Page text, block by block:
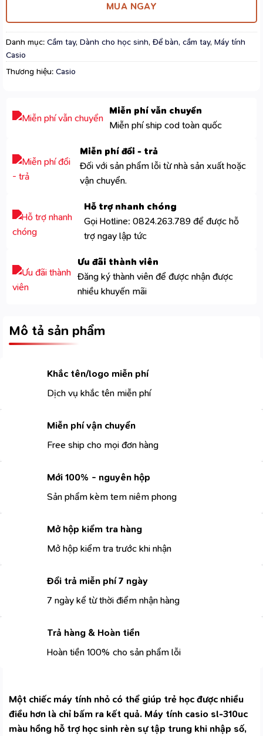
MUA NGAY
Danh mục: Cầm tay, Dành cho học sinh, Để bàn, cầm tay, Máy tính
Casio
Thương hiệu: Casio
Miễn phí vẫn chuyển
Miễn phí ship cod toàn quốc
Miễn phí đổi - trả
Đối với sản phẩm lỗi từ nhà sản xuất hoặc
vận chuyển.
Hỗ trợ nhanh chóng
Gọi Hotline: 0824.263.789 để được hỗ
trợ ngay lập tức
Ưu đãi thành viên
Đăng ký thành viên để được nhận được
nhiều khuyến mãi
Mô tả sản phẩm
Khắc tên/logo miễn phí
Dịch vụ khắc tên miễn phí
Miễn phí vận chuyển
Free ship cho mọi đơn hàng
Mới 100% - nguyên hộp
Sản phẩm kèm tem niêm phong
Mở hộp kiểm tra hàng
Mở hộp kiểm tra trước khi nhận
Đổi trả miễn phí 7 ngày
7 ngày kể từ thời điểm nhận hàng
Trả hàng & Hoàn tiền
Hoàn tiền 100% cho sản phẩm lỗi
Một chiếc máy tính nhỏ có thể giúp trẻ học được nhiều
điều hơn là chỉ bấm ra kết quả. Máy tính casio sl-310uc
màu hồng hỗ trợ học sinh rèn sự tập trung khi nhập số,